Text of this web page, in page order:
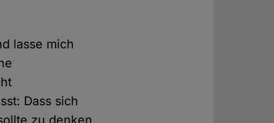
lasse mich
Dass sich